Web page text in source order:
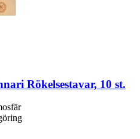
Rökelsestavar, 10 st.